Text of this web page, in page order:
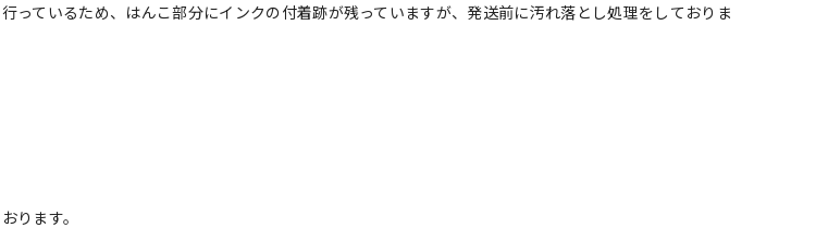
っているため、はんこ部分にインクの付着跡が残っていますが、発送前に汚れ落とし処理をしておりま
ります。